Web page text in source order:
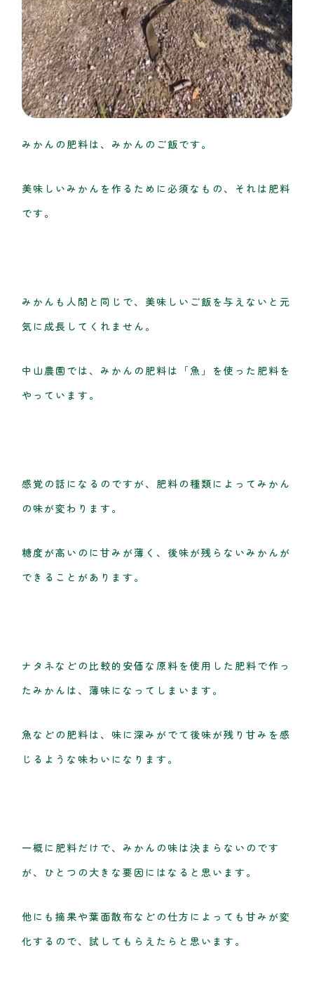
みかんの肥料は、みかんのご飯です。
美味しいみかんを作るために必須なもの、それは肥料
です。
みかんも人間と同じで、美味しいご飯を与えないと元
気に成長してくれません。
中山農園では、みかんの肥料は「魚」を使った肥料を
やっています。
感覚の話になるのですが、肥料の種類によってみかん
の味が変わります。
糖度が高いのに甘みが薄く、後味が残らないみかんが
できることがあります。
ナタネなどの比較的安価な原料を使用した肥料で作っ
たみかんは、薄味になってしまいます。
魚などの肥料は、味に深みがでて後味が残り甘みを感
じるような味わいになります。
一概に肥料だけで、みかんの味は決まらないのです
が、ひとつの大きな要因にはなると思います。
他にも摘果や葉面散布などの仕方によっても甘みが変
化するので、試してもらえたらと思います。